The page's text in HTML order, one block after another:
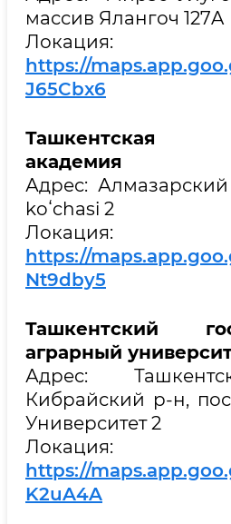
массив Ялангоч 127A
Локация:
https://
J65Cbx6
Ташкентская
академия
Адрес:
koʻchasi 2
Локация:
https://
Nt9dby5
Ташкентский
аграрный
Адрес:
Кибрайский р-н,
Университет 2
Локация:
https://
K2uA4A